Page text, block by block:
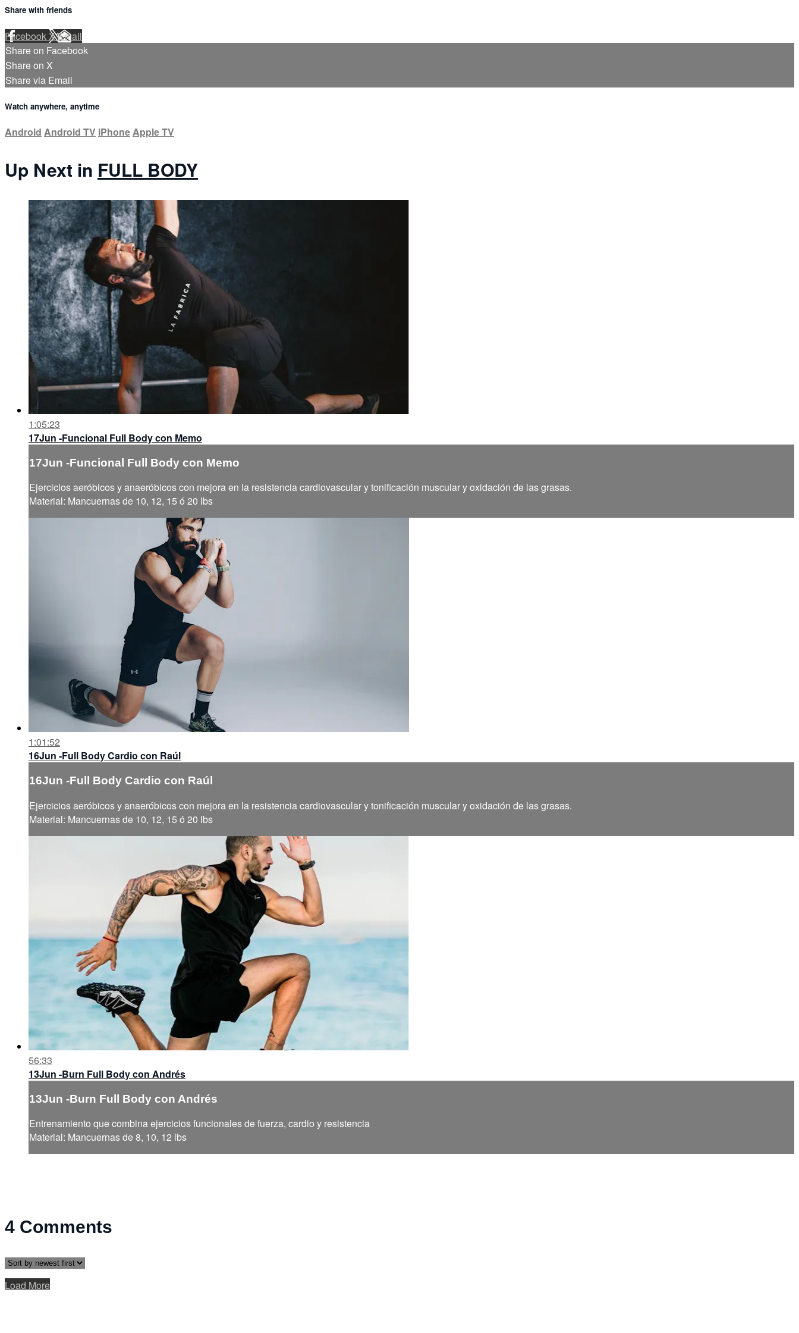
Share with friends
FacebookXEmail
Share on Facebook
Share on X
Share via Email
Watch anywhere, anytime
Android Android TV iPhoneApple TV
Up Next in FULL BODY
1:05:23
17Jun -Funcional Full Body con Memo
17Jun -Funcional Full Body con Memo
Ejercicios aeróbicos y anaeróbicos con mejora en la resistencia cardiovascular y tonificación muscular y oxidación de las grasas.
Material: Mancuernas de 10, 12, 15 ó 20 lbs
1:01:52
16Jun -Full Body Cardio con Raúl
16Jun -Full Body Cardio con Raúl
Ejercicios aeróbicos y anaeróbicos con mejora en la resistencia cardiovascular y tonificación muscular y oxidación de las grasas.
Material: Mancuernas de 10, 12, 15 ó 20 lbs
56:33
13Jun -Burn Full Body con Andrés
13Jun -Burn Full Body con Andrés
Entrenamiento que combina ejercicios funcionales de fuerza, cardio y resistencia
Material: Mancuernas de 8, 10, 12 lbs
4 Comments
Load More